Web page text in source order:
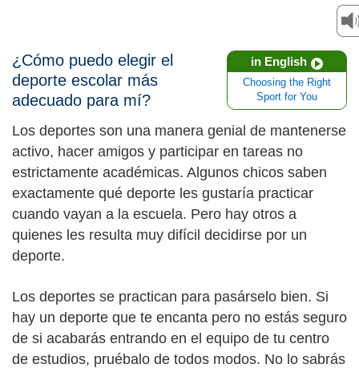
in English
Choosing the Right
Sport for You
¿Cómo puedo elegir el
deporte escolar más
adecuado para mí?
Los deportes son una manera genial de mantenerse
activo, hacer amigos y participar en tareas no
estrictamente académicas. Algunos chicos saben
exactamente qué deporte les gustaría practicar
cuando vayan a la escuela. Pero hay otros a
quienes les resulta muy difícil decidirse por un
deporte.
Los deportes se practican para pasárselo bien. Si
hay un deporte que te encanta pero no estás seguro
de si acabarás entrando en el equipo de tu centro
de estudios, pruébalo de todos modos. No lo sabrás